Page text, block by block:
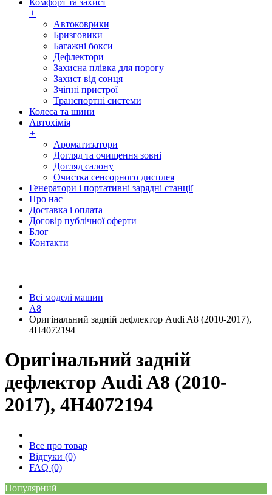
Комфорт та захист
+
Автоковрики
Бризговики
Багажні бокси
Дефлектори
Захисна плівка для порогу
Захист від сонця
Зчіпні пристрої
Транспортні системи
Колеса та шини
Автохімія
+
Ароматизатори
Догляд та очищення зовні
Догляд салону
Очистка сенсорного дисплея
Генератори і портативні зарядні станції
Про нас
Доставка і оплата
Договір публічної оферти
Блог
Контакти
Всі моделі машин
A8
Оригінальний задній дефлектор Audi A8 (2010-2017),
4H4072194
Оригінальний задній
дефлектор Audi A8 (2010-
2017), 4H4072194
Все про товар
Відгуки (0)
FAQ (0)
Популярний